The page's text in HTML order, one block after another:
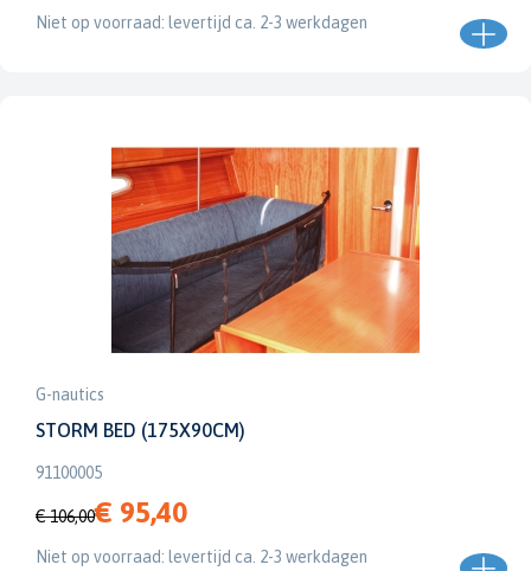
Niet op voorraad: levertijd ca. 2-3 werkdagen
G-nautics
STORM BED (175X90CM)
91100005
€ 106,00€ 95,40
Niet op voorraad: levertijd ca. 2-3 werkdagen